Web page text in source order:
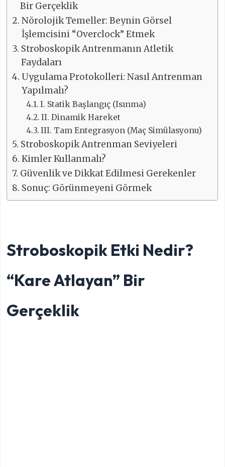
Bir Gerçeklik
Nörolojik Temeller: Beynin Görsel
İşlemcisini “Overclock” Etmek
Stroboskopik Antrenmanın Atletik
Faydaları
Uygulama Protokolleri: Nasıl Antrenman
Yapılmalı?
I. Statik Başlangıç (Isınma)
II. Dinamik Hareket
III. Tam Entegrasyon (Maç Simülasyonu)
Stroboskopik Antrenman Seviyeleri
Kimler Kullanmalı?
Güvenlik ve Dikkat Edilmesi Gerekenler
Sonuç: Görünmeyeni Görmek
Stroboskopik Etki Nedir?
“Kare Atlayan” Bir
Gerçeklik